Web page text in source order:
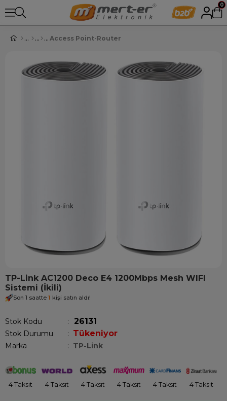
0
Access Point-Router
TP-Link AC1200 Deco E4 1200Mbps Mesh WIFI
Sistemi (İkili)
Son 1 saatte 1 kişi satın aldı!
Stok Kodu 26131
Stok Durumu : Tükeniyor
Marka : TP-Link
4 Taksit 4 Taksit 4 Taksit 4 Taksit 4 Taksit 4 Taksit